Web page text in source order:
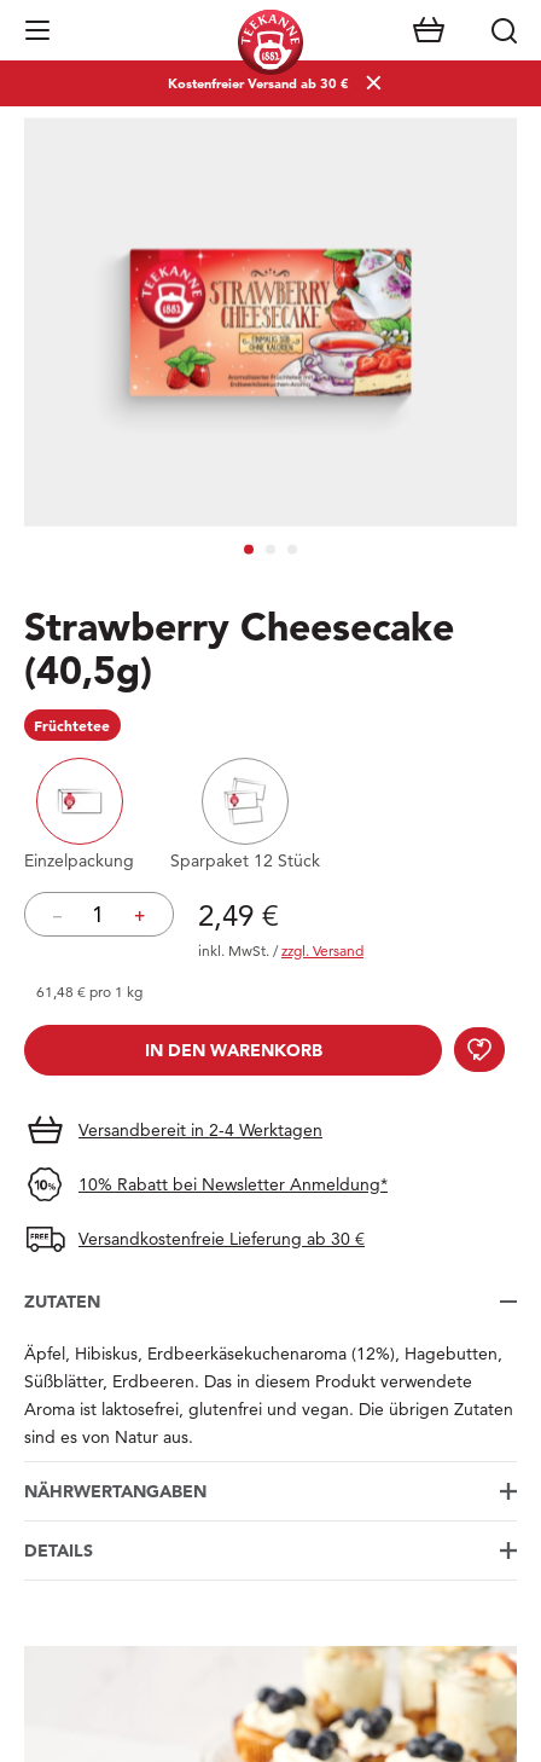
Navigation öffnen
Kostenfreier Versand ab 30 €
Strawberry Cheesecake
(40,5g)
Früchtetee
Einzelpackung Sparpaket 12 Stück
– + Preis: 2,49 €
2,49 €
inkl. MwSt. /zzgl. Versand
61,48 € pro 1 kg
IN DEN WARENKORB
Versandbereit in 2-4 Werktagen
10% Rabatt bei Newsletter Anmeldung*
Versandkostenfreie Lieferung ab 30 €
ZUTATEN
Äpfel, Hibiskus, Erdbeerkäsekuchenaroma (12%), Hagebutten,
Süßblätter, Erdbeeren. Das in diesem Produkt verwendete
Aroma ist laktosefrei, glutenfrei und vegan. Die übrigen Zutaten
sind es von Natur aus.
NÄHRWERTANGABEN
DETAILS